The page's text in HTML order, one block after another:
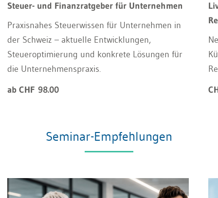
Steuer- und Finanzratgeber für Unternehmen
Praxisnahes Steuerwissen für Unternehmen in
der Schweiz – aktuelle Entwicklungen,
Steueroptimierung und konkrete Lösungen für
die Unternehmenspraxis.
ab CHF 98.00
Seminar-Empfehlungen